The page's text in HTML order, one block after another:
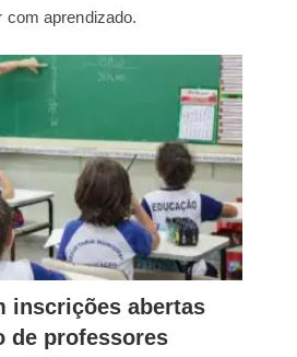
com aprendizado.
inscrições abertas
de professores